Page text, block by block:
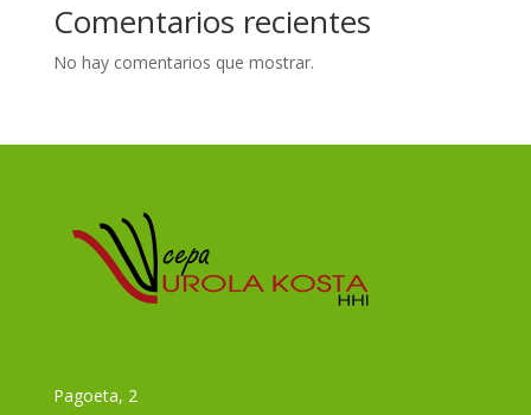
Comentarios recientes
No hay comentarios que mostrar.
Pagoeta, 2